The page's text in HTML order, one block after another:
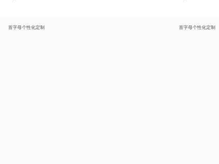
首字母个性化定制 首字母个性化定制